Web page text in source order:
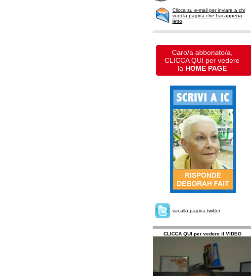
Clicca su e-mail per inviare a chi
vuoi la pagina che hai appena
letto
Caro/a abbonato/a,
CLICCA QUI per vedere
la HOME PAGE
vai alla pagina twitter
CLICCA QUI per vedere il VIDEO